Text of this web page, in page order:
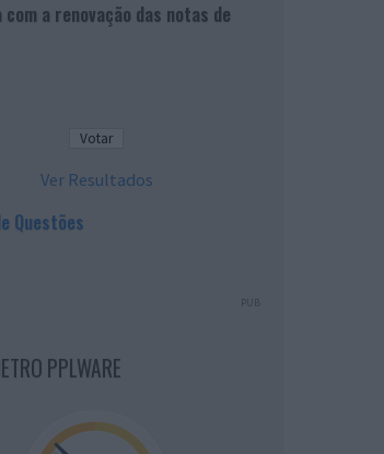
com a renovação das notas de
Ver Resultados
Questões
PUB
PPLWARE